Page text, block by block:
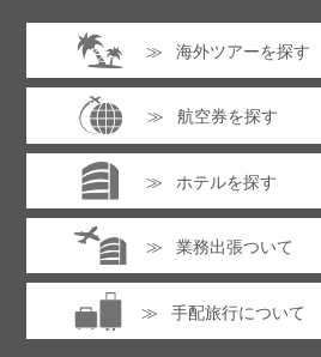
海外ツアーを探す
航空券を探す
ホテルを探す
業務出張ついて
手配旅行について